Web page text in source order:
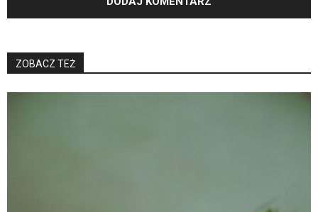
ZOBACZ TEŻ